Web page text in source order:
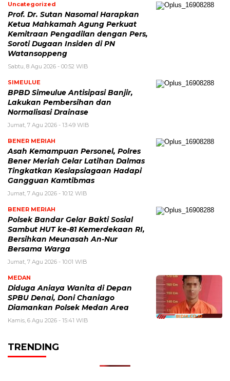
Uncategorized
Prof. Dr. Sutan Nasomal Harapkan
Ketua Mahkamah Agung Perkuat
Kemitraan Pengadilan dengan Pers,
Soroti Dugaan Insiden di PN
Watansoppeng
Sabtu, 8 Agu 2026 - 00:52 WIB
SIMEULUE
BPBD Simeulue Antisipasi Banjir,
Lakukan Pembersihan dan
Normalisasi Drainase
Jumat, 7 Agu 2026 - 13:49 WIB
BENER MERIAH
Asah Kemampuan Personel, Polres
Bener Meriah Gelar Latihan Dalmas
Tingkatkan Kesiapsiagaan Hadapi
Gangguan Kamtibmas
Jumat, 7 Agu 2026 - 10:12 WIB
BENER MERIAH
Polsek Bandar Gelar Bakti Sosial
Sambut HUT ke-81 Kemerdekaan RI,
Bersihkan Meunasah An-Nur
Bersama Warga
Jumat, 7 Agu 2026 - 10:01 WIB
MEDAN
Diduga Aniaya Wanita di Depan
SPBU Denai, Doni Chaniago
Diamankan Polsek Medan Area
Kamis, 6 Agu 2026 - 15:41 WIB
TRENDING